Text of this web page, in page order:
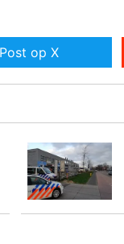
Post op X